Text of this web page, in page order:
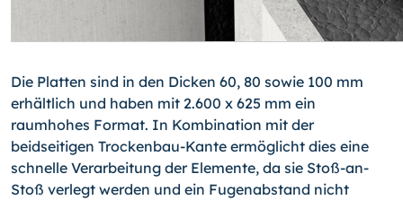
Die Platten sind in den Dicken 60, 80 sowie 100 mm
erhältlich und haben mit 2.600 x 625 mm ein
raumhohes Format. In Kombination mit der
beidseitigen Trockenbau-Kante ermöglicht dies eine
schnelle Verarbeitung der Elemente, da sie Stoß-an-
Stoß verlegt werden und ein Fugenabstand nicht